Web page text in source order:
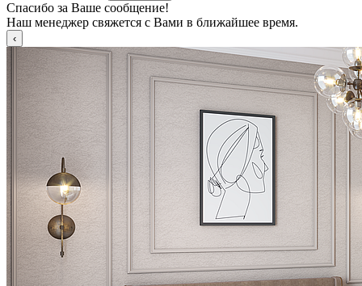
Спасибо за Ваше сообщение!
Наш менеджер свяжется с Вами в ближайшее время.